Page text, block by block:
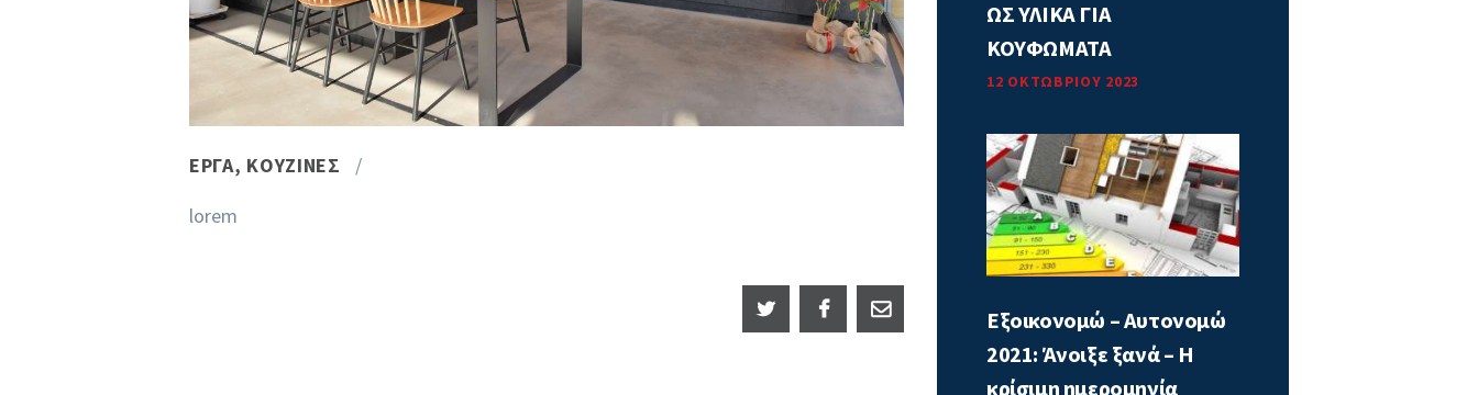
ΈΡΓΑ, ΚΟΥΖΊΝΕΣ
lorem
ΩΣ ΥΛΙΚΑ ΓΙΑ
ΚΟΥΦΩΜΑΤΑ
12 ΟΚΤΩΒΡΊΟΥ 2023
Εξοικονομώ – Αυτονομώ
2021: Άνοιξε ξανά – Η
κρίσιμη ημερομηνία